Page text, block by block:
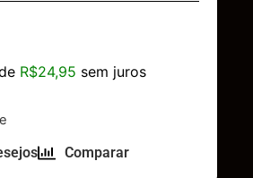
R$24,95 sem juros
Comparar